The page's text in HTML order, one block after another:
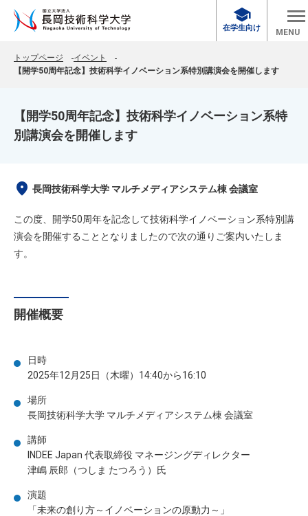
school
在学生向け MENU
トップページ
イベント
【開学50周年記念】技術科学イノベーション系特別講演会を開催します
【開学50周年記念】技術科学イノベーション系特
別講演会を開催します
location_on 長岡技術科学大学 マルチメディアシステム棟 会議室
この度、開学50周年を記念して技術科学イノベーション系特別講
演会を開催することとなりましたので次の通りご案内いたしま
す。
開催概要
日時
2025年12月25日（木曜）14:40から16:10
場所
長岡技術科学大学 マルチメディアシステム棟 会議室
講師
INDEE Japan 代表取締役 マネージングディレクター
津嶋 辰郎（つしま たつろう）氏
演題
「未来の創り方～イノベーションの原動力～」